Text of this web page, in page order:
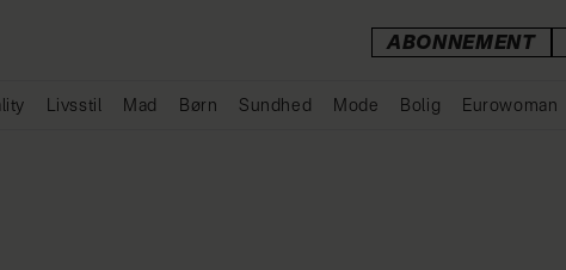
ABONNEMENT
Livsstil Mad Børn Sundhed Mode Bolig Eurowoman